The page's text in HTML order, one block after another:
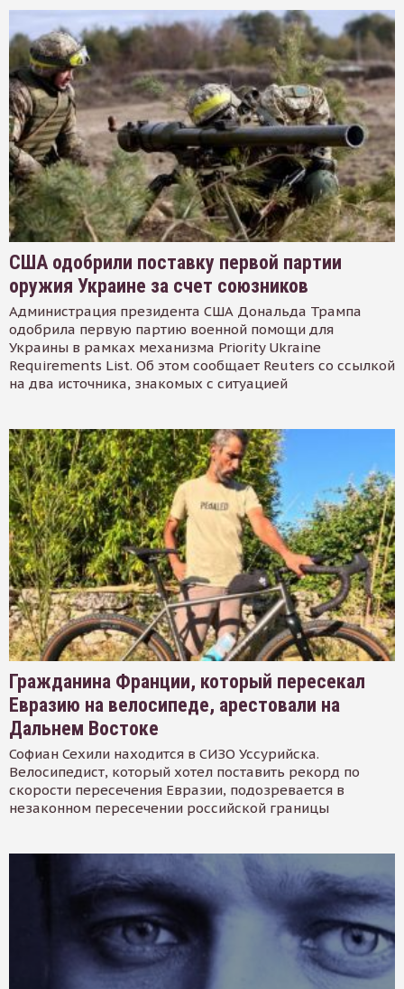
США одобрили поставку первой партии
оружия Украине за счет союзников
Администрация президента США Дональда Трампа
одобрила первую партию военной помощи для
Украины в рамках механизма Priority Ukraine
Requirements List. Об этом сообщает Reuters со ссылкой
на два источника, знакомых с ситуацией
Гражданина Франции, который пересекал
Евразию на велосипеде, арестовали на
Дальнем Востоке
Софиан Сехили находится в СИЗО Уссурийска.
Велосипедист, который хотел поставить рекорд по
скорости пересечения Евразии, подозревается в
незаконном пересечении российской границы